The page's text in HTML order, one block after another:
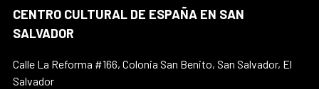
CENTRO CULTURAL DE ESPAÑA EN SAN
SALVADOR
Calle La Reforma #166, Colonia San Benito, San Salvador, El
Salvador